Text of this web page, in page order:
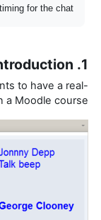
for the chat
1. Introduction
to have a real-
Moodle course.